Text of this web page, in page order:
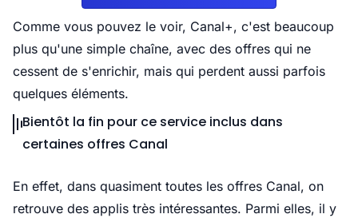
Comme vous pouvez le voir, Canal+, c'est beaucoup
plus qu'une simple chaîne, avec des offres qui ne
cessent de s'enrichir, mais qui perdent aussi parfois
quelques éléments.
Bientôt la fin pour ce service inclus dans
certaines offres Canal
En effet, dans quasiment toutes les offres Canal, on
retrouve des applis très intéressantes. Parmi elles, il y